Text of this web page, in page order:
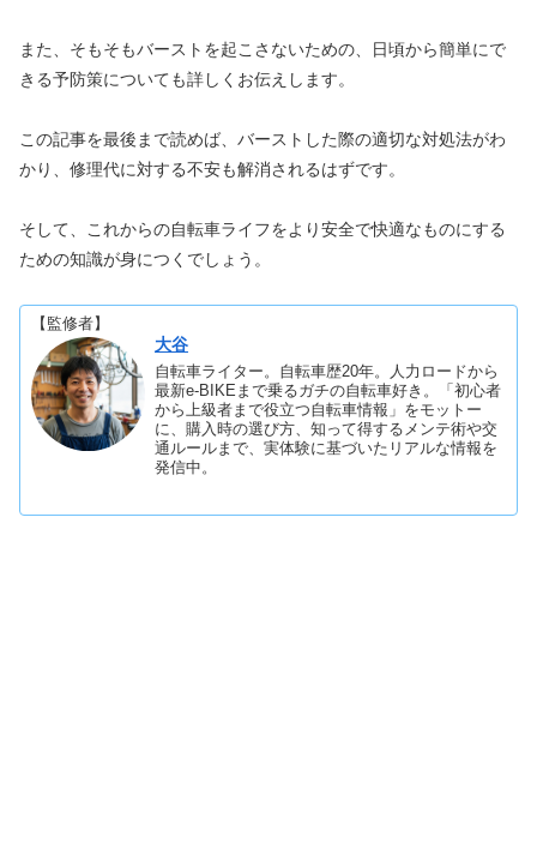
また、そもそもバーストを起こさないための、日頃から簡単にで
きる予防策についても詳しくお伝えします。
この記事を最後まで読めば、バーストした際の適切な対処法がわ
かり、修理代に対する不安も解消されるはずです。
そして、これからの自転車ライフをより安全で快適なものにする
ための知識が身につくでしょう。
【監修者】
大谷
自転車ライター。自転車歴20年。人力ロードから
最新e-BIKEまで乗るガチの自転車好き。「初心者
から上級者まで役立つ自転車情報」をモットー
に、購入時の選び方、知って得するメンテ術や交
通ルールまで、実体験に基づいたリアルな情報を
発信中。